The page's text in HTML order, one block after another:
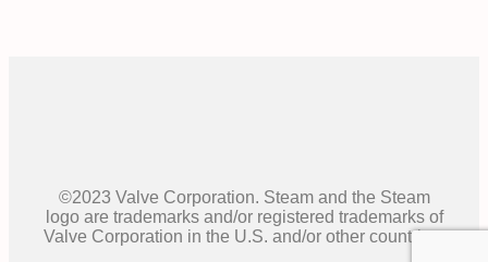
©2023 Valve Corporation. Steam and the Steam
logo are trademarks and/or registered trademarks of
Valve Corporation in the U.S. and/or other countries.